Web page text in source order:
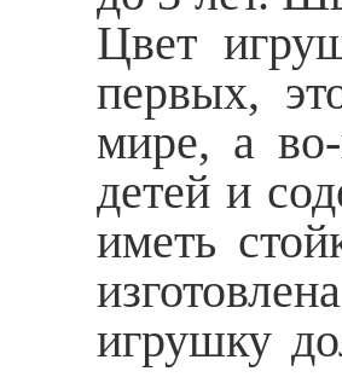
Цвет
первых,
мире, а
детей и
иметь
игрушку